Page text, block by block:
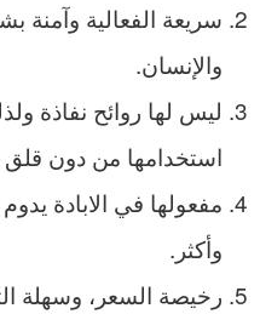
سريعة الفعالية وآمنة
والإنسان.
ليس لها روائح نفاذة
استخدامها من دون قلق
وأكثر.
رخيصة السعر، وسهلة